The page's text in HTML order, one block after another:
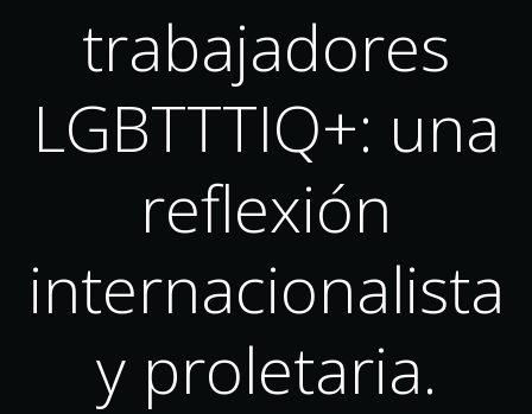
trabajadores
LGBTTTIQ+: una
reflexión
internacionalista
y proletaria.